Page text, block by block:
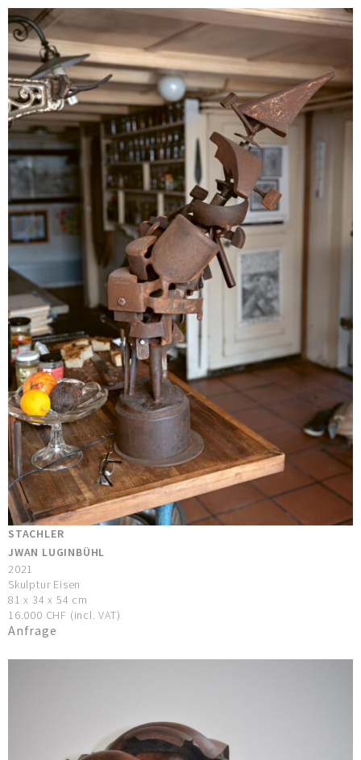
STACHLER
JWAN LUGINBÜHL
2021
Skulptur Eisen
81 x 34 x 54 cm
16.000 CHF (incl. VAT)
Anfrage